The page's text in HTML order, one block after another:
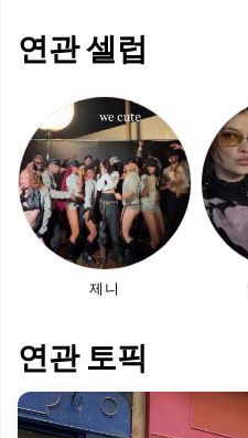
연관 셀럽
제니
연관 토픽